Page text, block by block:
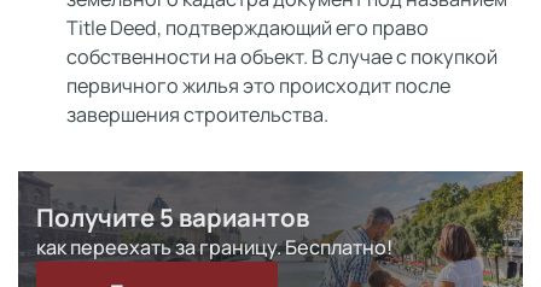
Title Deed, подтверждающий его право
собственности на объект. В случае с покупкой
первичного жилья это происходит после
завершения строительства.
Получите 5 вариантов
как переехать за границу. Бесплатно!